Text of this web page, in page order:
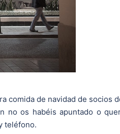
comida de navidad de socios
no os habéis apuntado o
teléfono.